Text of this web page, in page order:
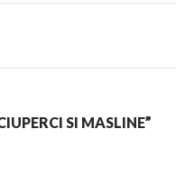
SI MASLINE”